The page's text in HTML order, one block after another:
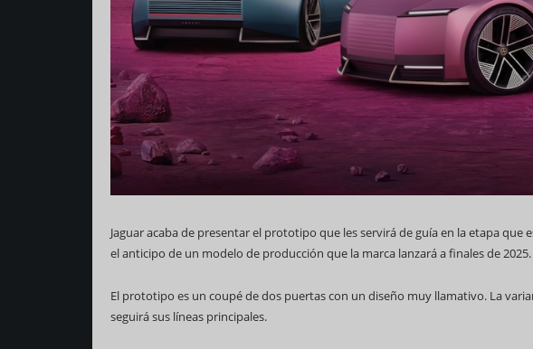
Jaguar acaba de presentar el prototipo que les servirá de guía en la etapa que
el anticipo de un modelo de producción que la marca lanzará a finales de 2025.
El prototipo es un coupé de dos puertas con un diseño muy llamativo. La
seguirá sus líneas principales.